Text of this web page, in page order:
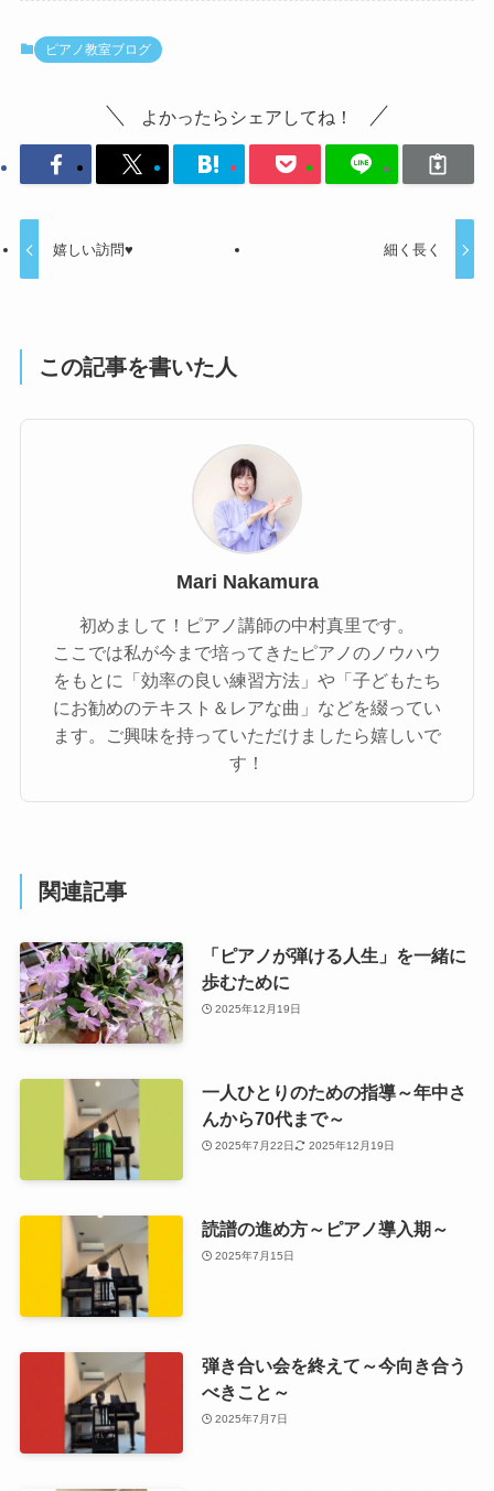
ピアノ教室ブログ
よかったらシェアしてね！
嬉しい訪問♥ 細く長く
この記事を書いた人
Mari Nakamura
初めまして！ピアノ講師の中村真里です。
ここでは私が今まで培ってきたピアノのノウハウ
をもとに「効率の良い練習方法」や「子どもたち
にお勧めのテキスト＆レアな曲」などを綴ってい
ます。ご興味を持っていただけましたら嬉しいで
す！
関連記事
「ピアノが弾ける人生」を一緒に
歩むために
2025年12月19日
一人ひとりのための指導～年中さ
んから70代まで～
2025年7月22日 2025年12月19日
読譜の進め方～ピアノ導入期～
2025年7月15日
弾き合い会を終えて～今向き合う
べきこと～
2025年7月7日